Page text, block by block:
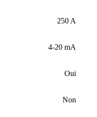
250 A
4-20 mA
Oui
Non